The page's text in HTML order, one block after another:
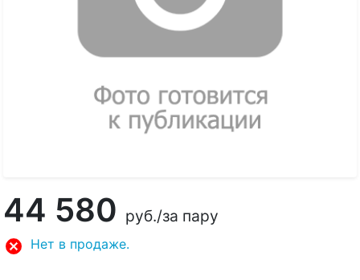
44 580 руб./за пару
Нет в продаже.